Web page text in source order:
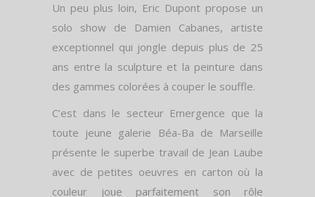
Un peu plus loin, Eric Dupont propose un
solo show de Damien Cabanes, artiste
exceptionnel qui jongle depuis plus de 25
ans entre la sculpture et la peinture dans
des gammes colorées à couper le souffle.
C’est dans le secteur Emergence que la
toute jeune galerie Béa-Ba de Marseille
présente le superbe travail de Jean Laube
avec de petites oeuvres en carton où la
couleur joue parfaitement son rôle